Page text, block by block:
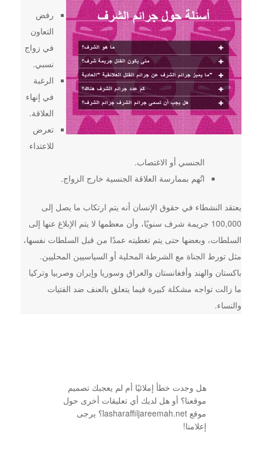
رفض
التعاون
في زواج
نسبي.
الرغبة
في إنهاء
العلاقة.
تعرض
للاعتداء
الجنسي أو الاغتصاب.
اتُهم بممارسة العلاقة الجنسية خارج الزواج.
يعتقد النشطاء في حقوق الإنسان أنه يتم ارتكاب ما يصل إلى
100,000 جريمة شرف سنويًا، وأن معظمها لا يتم الإبلاغ عنها إلى
السلطات، وبعضها حتى يتم تغطيته عمدًا من قبل السلطات نفسها،
مثل تورط الجناة مع الشرطة المحلية أو السياسيين المحليين.
باكستان والهند وأفغانستان والعراق وسوريا وإيران وصربيا وتركيا
ما زالت تواجه مشكلة كبيرة فيما يتعلق بالعنف ضد الفتيات
والنساء.
هل وجدت خطأ إملائيًا أم لم يعجبك تصميم
موقعنا؟ أو هل لديك أي تعليقات أخرى حول
موقع lasharaffiljareemah.net؟ يرجى
إعلامنا!